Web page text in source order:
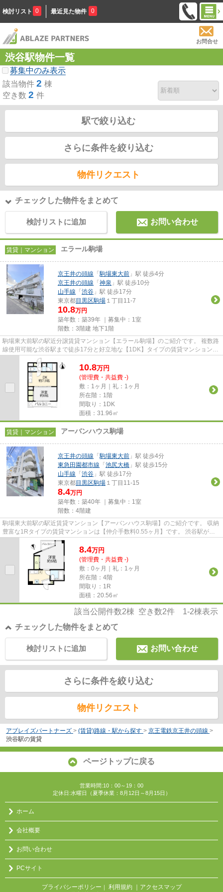
検討リスト 0 最近見た物件 0
お問合せ
渋谷駅物件一覧
募集中のみ表示
該当物件 2 棟
空き数 2 件
駅で絞り込む
さらに条件を絞り込む
物件リクエスト
チェックした物件をまとめて
検討リストに追加 お問い合わせ
賃貸｜マンション エラール駒場
京王井の頭線 「駒場東大前 」駅 徒歩4分
京王井の頭線 「 神泉 」駅 徒歩10分
山手線 「 渋谷 」駅 徒歩17分
東京都目黒区駒場 １丁目11-7
10.8万円
築年数：築39年 ｜募集中： 1室
階数：3階建 地下1階
駒場東大前駅の駅近分譲賃貸マンション【エラール駒場】のご紹介です。 複数路
線使用可能な渋谷駅まで徒歩17分と好立地な【1DK】タイプの賃貸マンションは
【仲介手数料0.55ヶ月】です...
10.8万円
(管理費・共益費 -)
敷：1ヶ月｜礼：1ヶ月
所在階：1階
間取り：1DK
面積：31.96㎡
賃貸｜マンション アーバンハウス駒場
京王井の頭線 「駒場東大前 」駅 徒歩4分
東急田園都市線 「 池尻大橋 」駅 徒歩15分
山手線 「 渋谷 」駅 徒歩17分
東京都目黒区駒場 １丁目11-15
8.4万円
築年数：築40年 ｜募集中： 1室
階数：4階建
駒場東大前駅の駅近賃貸マンション【アーバンハウス駒場】のご紹介です。 収納
豊富な1Rタイプの賃貸マンションは【仲介手数料0.55ヶ月】です。 渋谷駅が徒
歩圏内で利用可能な人気エリ...
8.4万円
(管理費・共益費 -)
敷：0ヶ月｜礼：1ヶ月
所在階：4階
間取り：1R
面積：20.56㎡
該当公開件数2棟 空き数2件 1-2棟表示
チェックした物件をまとめて
お問い合わせ
検討リストに追加
さらに条件を絞り込む
物件リクエスト
アブレイズパートナーズ > (賃貸)路線・駅から探す > 京王電鉄京王井の頭線 >
渋谷駅の賃貸
ページトップに戻る
営業時間:10：00～19：00
定休日:水曜日（夏季休業：8月12日～8月15日）
ホーム
会社概要
お問い合わせ
PCサイト
プライバシーポリシー ｜ 利用規約 ｜アクセスマップ